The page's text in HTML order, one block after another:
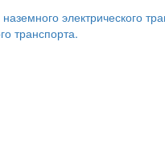
электрического
транспорта.